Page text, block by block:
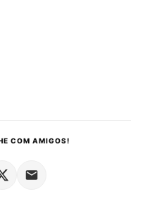
COM AMIGOS!